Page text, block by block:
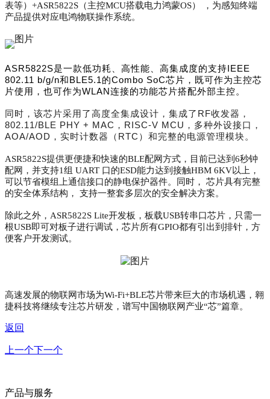
表等）+ASR5822S（主控MCU搭载电力鸿蒙OS） ，为感知终端
产品提供对应电鸿物联操作系统。
ASR5822S是一款低功耗、高性能、高集成度的支持IEEE
802.11 b/g/n和BLE5.1的Combo SoC芯片，既可作为主控芯
片使用，也可作为WLAN连接的功能芯片搭配外部主控。
同时，该芯片采用了高度全集成设计， 集成了RF收发器，
802.11/BLE PHY + MAC，RISC-V MCU，多种外设接口，
AOA/AOD，实时计数器（RTC）和完整的电源管理模块。
ASR5822S提供更便捷和快速的BLE配网方式，目前已达到6秒钟
配网，并支持1组 UART 口的ESD能力达到接触HBM 6KV以上，
可以节省模组上通信接口的静电保护器件。同时， 芯片具有完整
的安全体系结构， 支持一整套多层次的安全解决方案。
除此之外，ASR5822S Lite开发板，板载USB转串口芯片，只需一
根USB即可对板子进行调试，芯片所有GPIO都有引出到排针，方
便客户开发测试。
高速发展的物联网市场为Wi-Fi+BLE芯片带来巨大的市场机遇，翱
捷科技将继续专注芯片研发，谱写中国物联网产业“芯”篇章。
返回
上一个下一个
产品与服务